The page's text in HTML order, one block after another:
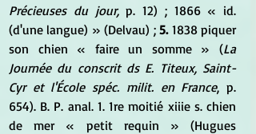
Précieuses du jour, p. 12) ; 1866 « id.
(d'une langue) » (Delvau) ; 5. 1838 piquer
son chien « faire un somme » (La
Journée du conscrit ds E. Titeux, Saint-
Cyr et l'École spéc. milit. en France, p.
654). B. P. anal. 1. 1re moitié xiiie s. chien
de mer « petit requin » (Hugues